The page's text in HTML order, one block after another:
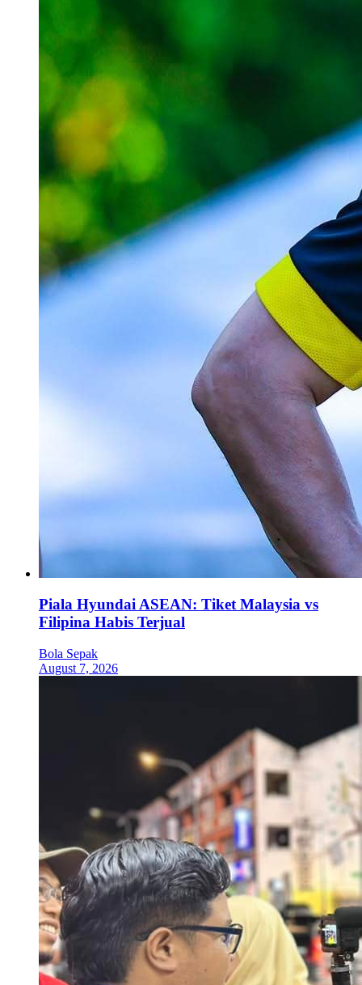
Piala Hyundai ASEAN: Tiket Malaysia vs
Filipina Habis Terjual
Bola Sepak
August 7, 2026